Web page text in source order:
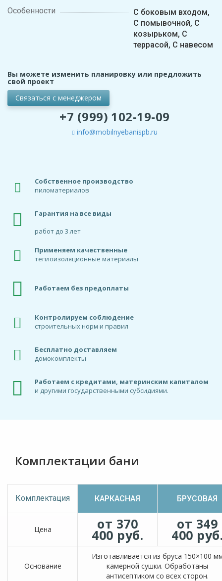
Особенности
С боковым входом,
С помывочной, С
козырьком, С
террасой, С навесом
Вы можете изменить планировку или предложить
свой проект
Связаться с менеджером
+7 (999) 102-19-09
info@mobilnyebanispb.ru
Собственное производство
пиломатериалов
Гарантия на все виды
работ до 3 лет
Применяем качественные
теплоизоляционные материалы
Работаем без предоплаты
Контролируем соблюдение
строительных норм и правил
Бесплатно доставляем
домокомплекты
Работаем с кредитами, материнским капиталом
и другими государственными субсидиями.
Комплектации бани
Комплектация КАРКАСНАЯ БРУСОВАЯ
Цена от 370
400 руб.
от 349
400
Основание
Изготавливается из бруса 150×100
камерной сушки. Обработаны
антисептиком со всех сторон.